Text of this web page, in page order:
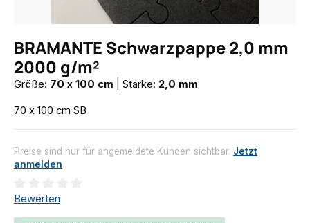
BRAMANTE Schwarzpappe 2,0 mm
2000 g/m²
Größe: 70 x 100 cm Stärke: 2,0 mm
70 x 100 cm SB
Preise sind nur für angemeldete Kunden sichtbar. Jetzt
anmelden
Durchschnittliche Bewertung von 0 von 5 Sternen
Bewerten